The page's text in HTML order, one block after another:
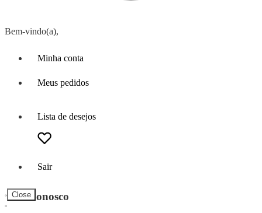
Bem-vindo(a),
Minha conta
Meus pedidos
Lista de desejos
Sair
Close
Fale Conosco